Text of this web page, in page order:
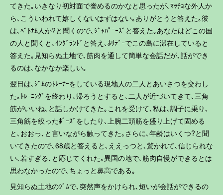
てきた｡いきなり初対面で誉めるのかなと思ったが､ﾏｯﾁｮな外人か
ら､こういわれて嬉しくないはずはない｡ありがとうと答えた｡彼
は､ﾍﾞﾄﾅﾑ人か?と聞くので､ｼﾞｬﾊﾟﾆｰｽﾞと答えた｡あなたはどこの国
の人と聞くと､ｲﾝｸﾞﾗﾝﾄﾞと答え､ﾎﾘﾃﾞｰでこの島に滞在していると
答えた｡見知らぬ土地で､筋肉を通して簡単な会話だが､話ができ
るのは､なかなか楽しい｡
翌日は､ｼﾞﾑのﾄﾚｰﾅｰをしている現地人の二人とあいさつを交わし
た｡ﾄﾚｰﾆﾝｸﾞを終わり､帰ろうとすると､二人が近づいてきて､三角
筋がいいね､と話しかけてきた｡これを受けて､私は､調子に乗り､
三角筋を絞ったﾎﾟｰｽﾞをしたり､上腕二頭筋を盛り上げて固める
と､おおっ､と言いながら触ってきた｡さらに､年齢はいくつ?と聞
いてきたので､68歳と答えると､ええっつと､驚かれて､信じられな
い､若すぎる､と応じてくれた｡異国の地で､筋肉自慢ができるとは
思わなかったので､ちょっと鼻高である｡
見知らぬ土地のｼﾞﾑで､突然声をかけられ､短いが会話ができるの